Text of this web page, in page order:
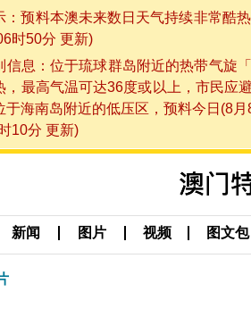
：预料本澳未来数日天气持续非常酷
时50分 更新)
信息：位于琉球群岛附近的热带气旋
，最高气温可达36度或以上，市民应
于海南岛附近的低压区，预料今日(8
10分 更新)
新闻 图片 视频 图文包